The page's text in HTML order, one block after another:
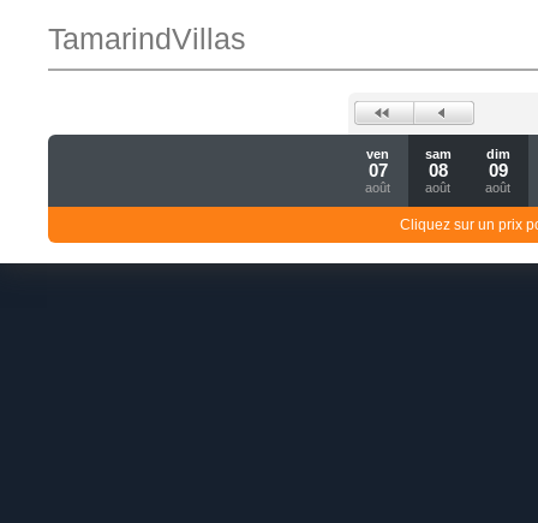
TamarindVillas
ven
07
août
sam
08
août
dim
09
août
Cliquez sur un prix